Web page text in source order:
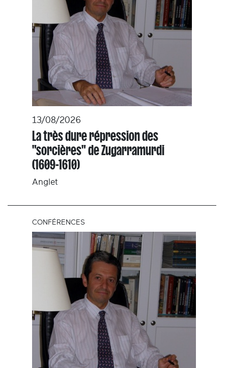
13/08/2026
La très dure répression des
"sorcières" de Zugarramurdi
(1609-1610)
Anglet
CONFÉRENCES